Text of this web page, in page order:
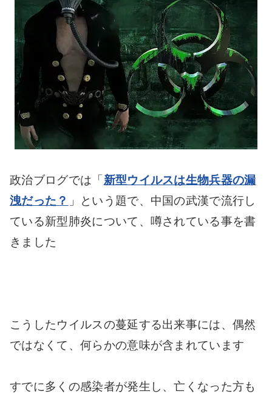
政治ブログでは「 新型ウイルスは生物兵器の漏
洩だった？ 」という題で、中国の武漢で流行し
ている新型肺炎について、噂されている事を書
きました
こうしたウイルスの蔓延する出来事には、偶然
ではなくて、何らかの意味が含まれています
すでに多くの感染者が発生し、亡くなった方も